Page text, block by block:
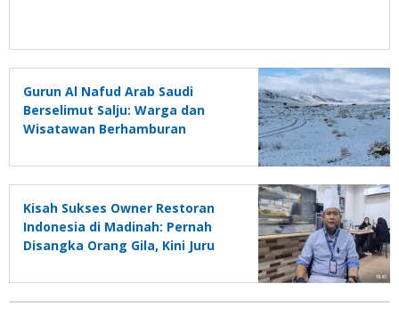
Gurun Al Nafud Arab Saudi
Berselimut Salju: Warga dan
Wisatawan Berhamburan
Kisah Sukses Owner Restoran
Indonesia di Madinah: Pernah
Disangka Orang Gila, Kini Juru
Sukses di Kota Nabi